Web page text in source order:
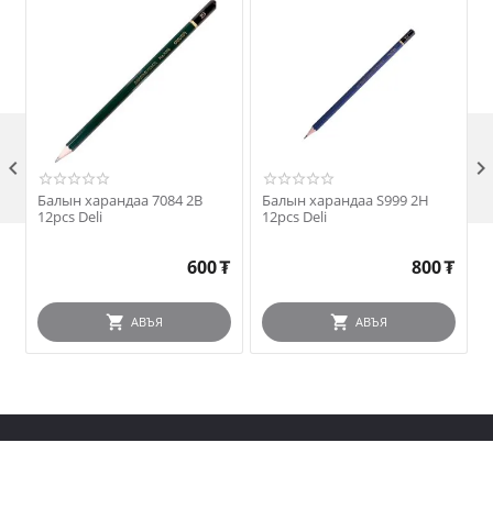
Балын харандаа 7084 2B
12pcs Deli
600₮
АВЪЯ
Балын харандаа S999 2H
12pcs Deli
800₮
АВЪЯ
 